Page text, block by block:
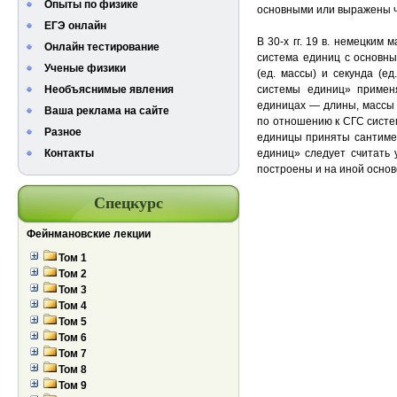
Опыты по физике
ЕГЭ онлайн
Онлайн тестирование
Ученые физики
Необъяснимые явления
Ваша реклама на сайте
Разное
Контакты
Спецкурс
Фейнмановские лекции
Том 1
Том 2
Том 3
Том 4
Том 5
Том 6
Том 7
Том 8
Том 9
основными или выражены
В 30-х гг. 19 в. немецким
система единиц с
(ед. массы) и секунда
системы единиц»
единицах — длины, массы
по отношению к СГС
единицы приняты
единиц» следует считать
построены и на иной